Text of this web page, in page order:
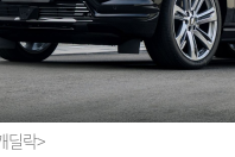
딜락>